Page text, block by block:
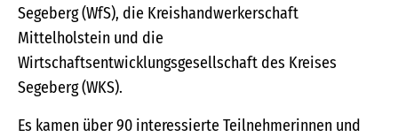
Segeberg (WfS), die Kreishandwerkerschaft
Mittelholstein und die
Wirtschaftsentwicklungsgesellschaft des Kreises
Segeberg (WKS).
Es kamen über 90 interessierte Teilnehmerinnen und